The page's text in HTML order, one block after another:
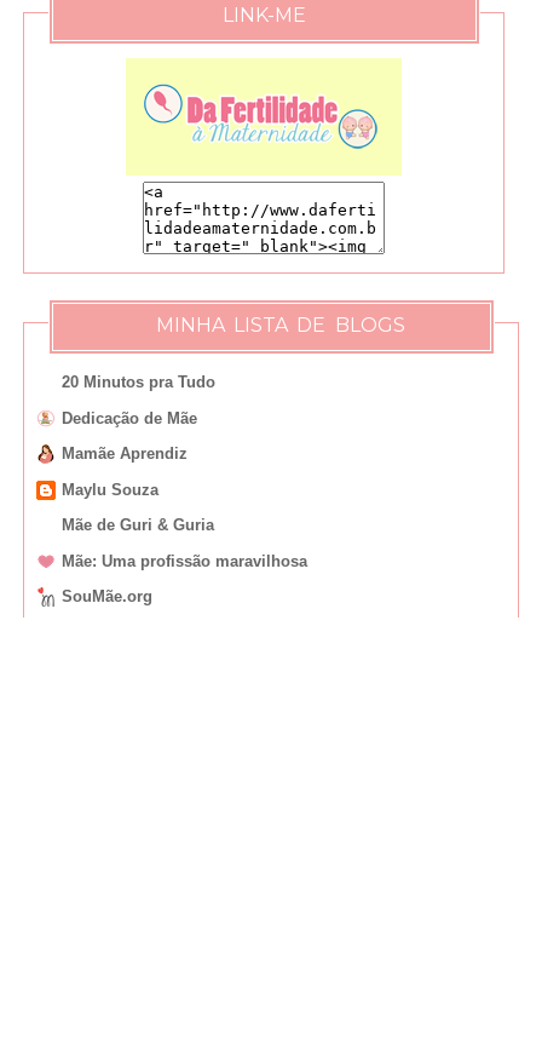
LINK-ME
MINHA LISTA DE BLOGS
20 Minutos pra Tudo
Dedicação de Mãe
Mamãe Aprendiz
Maylu Souza
Mãe de Guri & Guria
Mãe: Uma profissão maravilhosa
SouMãe.org